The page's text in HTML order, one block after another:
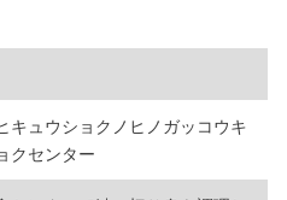
キュウショクノヒノガッコウキ
クセンター